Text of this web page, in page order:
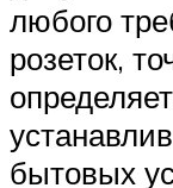
любого
розеток,
бытовых